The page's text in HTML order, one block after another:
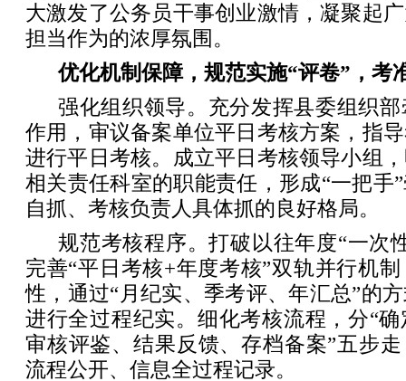
大激发了公务员干事创业激情，凝聚起
担当作为的浓厚氛围。
优化机制保障，规范实施“评卷”，考
强化组织领导。充分发挥县委组织
作用，审议备案单位平日考核方案，指
进行平日考核。成立平日考核领导小组
相关责任科室的职能责任，形成“一把手
自抓、考核负责人具体抓的良好格局。
规范考核程序。打破以往年度“一次
完善“平日考核+年度考核”双轨并行机
性，通过“月纪实、季考评、年汇总”的
进行全过程纪实。细化考核流程，分“
审核评鉴、结果反馈、存档备案”五步
流程公开、信息全过程记录。